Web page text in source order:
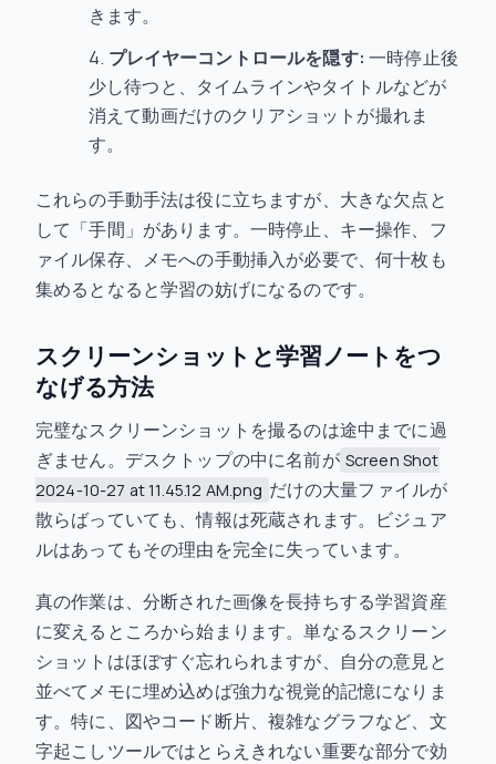
きます。
プレイヤーコントロールを隠す: 一時停止後
少し待つと、タイムラインやタイトルなどが
消えて動画だけのクリアショットが撮れま
す。
これらの手動手法は役に立ちますが、大きな欠点と
して「手間」があります。一時停止、キー操作、フ
ァイル保存、メモへの手動挿入が必要で、何十枚も
集めるとなると学習の妨げになるのです。
スクリーンショットと学習ノートをつ
なげる方法
完璧なスクリーンショットを撮るのは途中までに過
ぎません。デスクトップの中に名前が Screen Shot
2024-10-27 at 11.45.12 AM.png だけの大量ファイルが
散らばっていても、情報は死蔵されます。ビジュア
ルはあってもその理由を完全に失っています。
真の作業は、分断された画像を長持ちする学習資産
に変えるところから始まります。単なるスクリーン
ショットはほぼすぐ忘れられますが、自分の意見と
並べてメモに埋め込めば強力な視覚的記憶になりま
す。特に、図やコード断片、複雑なグラフなど、文
字起こしツールではとらえきれない重要な部分で効